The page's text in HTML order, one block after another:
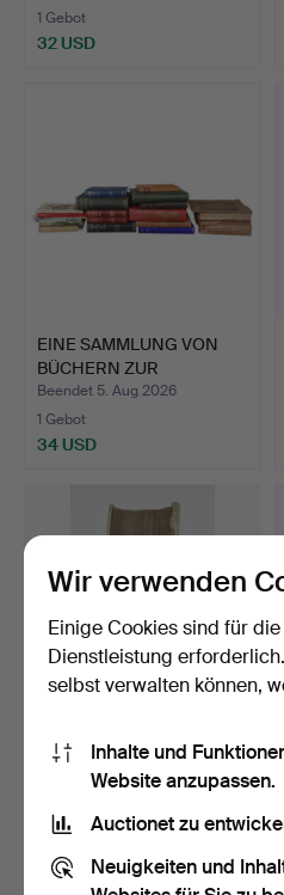
1 Gebot
32 USD
EINE SAMMLUNG VON
BÜCHERN ZUR
NATURGESCHIC…
Beendet 5. Aug 2026
1 Gebot
34 USD
HILDEBRAND, JOACHIM.
Antiquitates. Ex univ…
Beendet 5. Aug 2026
9 Gebote
Wir verwenden
Einige Cookies sind für
Dienstleistung
selbst verwalten können,
Inhalte und
Website anzupassen.
Auctionet zu
Neuigkeiten und